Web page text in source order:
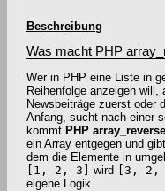
Beschreibung
Was macht PHP
Wer in PHP eine Liste in
Reihenfolge anzeigen
Newsbeiträge zuerst oder
Anfang, sucht nach einer
kommt PHP array_reverse
ein Array entgegen und
dem die Elemente in
[1, 2, 3]
wird [3, 2,
eigene Logik.